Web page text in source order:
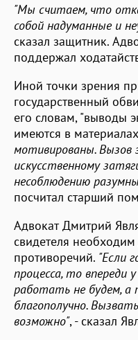
"Мы считаем, что
собой надуманные и
сказал защитник.
поддержал
Иной точки зрения
государственный
его словам, "выводы
имеются в
мотивированы. Вызов
искусственному
несоблюдению
посчитал старший
Адвокат Дмитрий
свидетеля
противоречий. "Если
процесса, то впереди
работать не будем,
благополучно.
возможно", - сказал